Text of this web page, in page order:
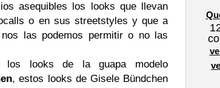
asequibles los looks que llevan
o en sus streetstyles y que a
las podemos permitir o no las
los looks de la guapa modelo
, estos looks de Gisele Bündchen